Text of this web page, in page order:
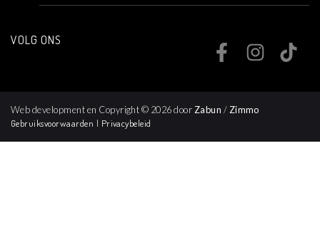
VOLG ONS
Web development en Copyright © 2026 door Zabun / Zimmo
Gebruiksvoorwaarden | Privacybeleid